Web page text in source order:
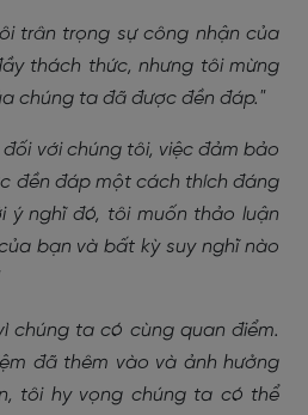
trân trọng sự công nhận của
thách thức, nhưng tôi mừng
chúng ta đã được đền đáp."
với chúng tôi, việc đảm bảo
đền đáp một cách thích đáng
ý nghĩ đó, tôi muốn thảo luận
bạn và bất kỳ suy nghĩ nào
chúng ta có cùng quan điểm.
đã thêm vào và ảnh hưởng
tôi hy vọng chúng ta có thể